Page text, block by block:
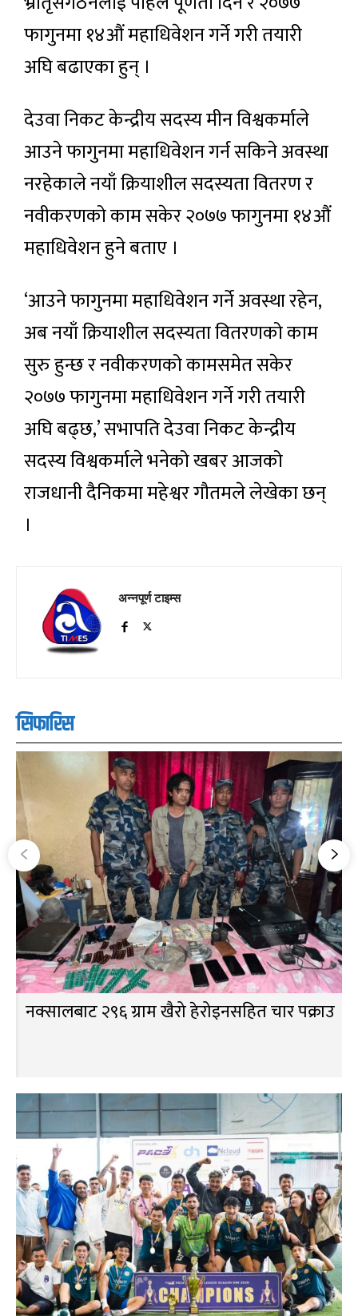
फागुनमा १४औं महाधिवेशन गर्ने गरी तयारी
अघि बढाएका हुन् ।
देउवा निकट केन्द्रीय सदस्य मीन विश्वकर्माले
आउने फागुनमा महाधिवेशन गर्न सकिने अवस्था
नरहेकाले नयाँ क्रियाशील सदस्यता वितरण र
नवीकरणको काम सकेर २०७७ फागुनमा १४औं
महाधिवेशन हुने बताए ।
‘आउने फागुनमा महाधिवेशन गर्ने अवस्था रहेन,
अब नयाँ क्रियाशील सदस्यता वितरणको काम
सुरु हुन्छ र नवीकरणको कामसमेत सकेर
२०७७ फागुनमा महाधिवेशन गर्ने गरी तयारी
अघि बढ्छ,’ सभापति देउवा निकट केन्द्रीय
सदस्य विश्वकर्माले भनेको खबर आजको
राजधानी दैनिकमा महेश्वर गौतमले लेखेका छन्
।
अन्नपूर्ण टाइम्स
सिफारिस
नक्सालबाट २९६ ग्राम खैरो हेरोइनसहित चार पक्राउ